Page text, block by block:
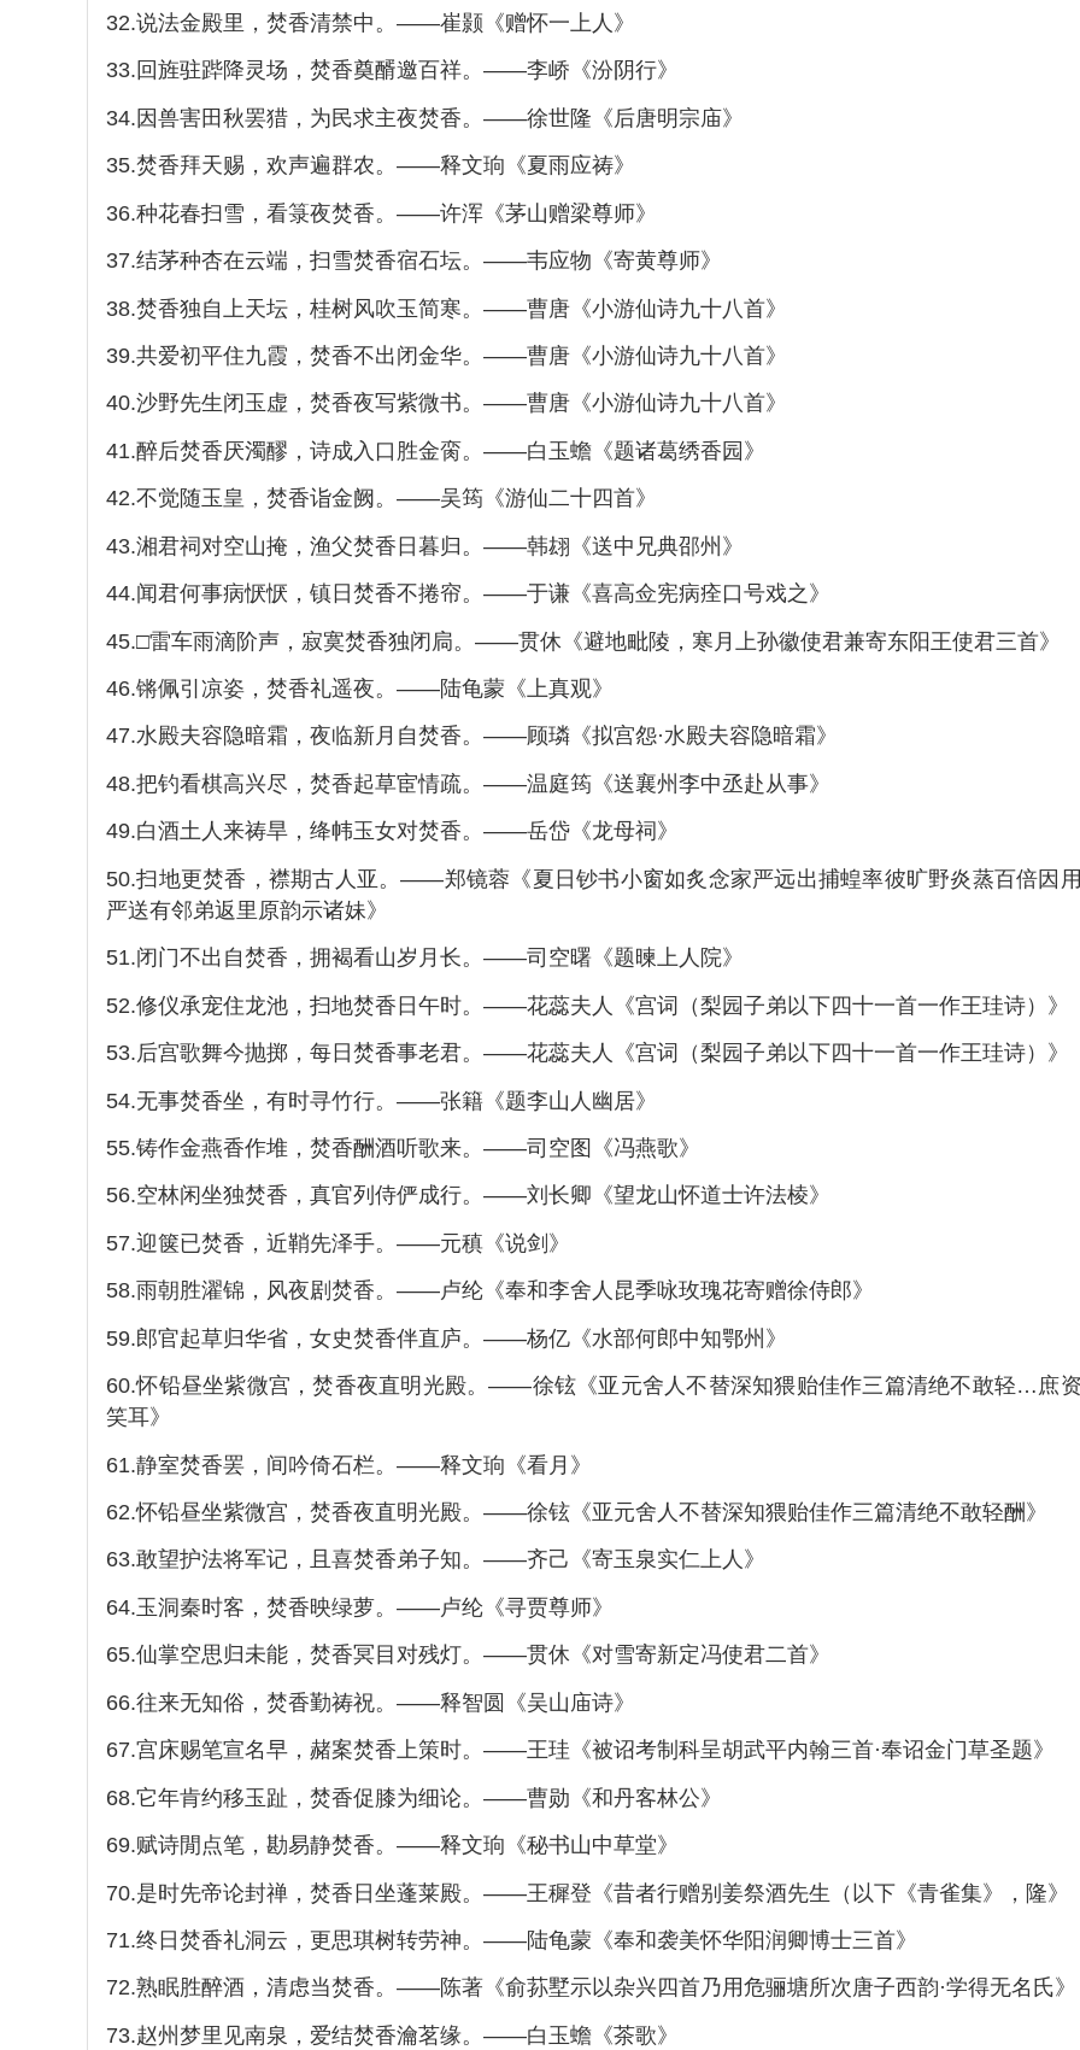
32.说法金殿里，焚香清禁中。——崔颢《赠怀一上人》
33.回旌驻跸降灵场，焚香奠醑邀百祥。——李峤《汾阴行》
34.因兽害田秋罢猎，为民求主夜焚香。——徐世隆《后唐明宗庙》
35.焚香拜天赐，欢声遍群农。——释文珦《夏雨应祷》
36.种花春扫雪，看箓夜焚香。——许浑《茅山赠梁尊师》
37.结茅种杏在云端，扫雪焚香宿石坛。——韦应物《寄黄尊师》
38.焚香独自上天坛，桂树风吹玉简寒。——曹唐《小游仙诗九十八首》
39.共爱初平住九霞，焚香不出闭金华。——曹唐《小游仙诗九十八首》
40.沙野先生闭玉虚，焚香夜写紫微书。——曹唐《小游仙诗九十八首》
41.醉后焚香厌濁醪，诗成入口胜金脔。——白玉蟾《题诸葛绣香园》
42.不觉随玉皇，焚香诣金阙。——吴筠《游仙二十四首》
43.湘君祠对空山掩，渔父焚香日暮归。——韩翃《送中兄典邵州》
44.闻君何事病恹恹，镇日焚香不捲帘。——于谦《喜高佥宪病痊口号戏之》
45.□雷车雨滴阶声，寂寞焚香独闭扃。——贯休《避地毗陵，寒月上孙徽使君兼寄东阳王使君三首》
46.锵佩引凉姿，焚香礼遥夜。——陆龟蒙《上真观》
47.水殿夫容隐暗霜，夜临新月自焚香。——顾璘《拟宫怨·水殿夫容隐暗霜》
48.把钓看棋高兴尽，焚香起草宦情疏。——温庭筠《送襄州李中丞赴从事》
49.白酒土人来祷旱，绛帏玉女对焚香。——岳岱《龙母祠》
50.扫地更焚香，襟期古人亚。——郑镜蓉《夏日钞书小窗如炙念家严远出捕蝗率彼旷野炎蒸百倍因
严送有邻弟返里原韵示诸妹》
51.闭门不出自焚香，拥褐看山岁月长。——司空曙《题暕上人院》
52.修仪承宠住龙池，扫地焚香日午时。——花蕊夫人《宫词（梨园子弟以下四十一首一作王珪诗）》
53.后宫歌舞今抛掷，每日焚香事老君。——花蕊夫人《宫词（梨园子弟以下四十一首一作王珪诗）》
54.无事焚香坐，有时寻竹行。——张籍《题李山人幽居》
55.铸作金燕香作堆，焚香酬酒听歌来。——司空图《冯燕歌》
56.空林闲坐独焚香，真官列侍俨成行。——刘长卿《望龙山怀道士许法棱》
57.迎箧已焚香，近鞘先泽手。——元稹《说剑》
58.雨朝胜濯锦，风夜剧焚香。——卢纶《奉和李舍人昆季咏玫瑰花寄赠徐侍郎》
59.郎官起草归华省，女史焚香伴直庐。——杨亿《水部何郎中知鄂州》
60.怀铅昼坐紫微宫，焚香夜直明光殿。——徐铉《亚元舍人不替深知猥贻佳作三篇清绝不敢轻…庶
笑耳》
61.静室焚香罢，间吟倚石栏。——释文珦《看月》
62.怀铅昼坐紫微宫，焚香夜直明光殿。——徐铉《亚元舍人不替深知猥贻佳作三篇清绝不敢轻酬》
63.敢望护法将军记，且喜焚香弟子知。——齐己《寄玉泉实仁上人》
64.玉洞秦时客，焚香映绿萝。——卢纶《寻贾尊师》
65.仙掌空思归未能，焚香冥目对残灯。——贯休《对雪寄新定冯使君二首》
66.往来无知俗，焚香勤祷祝。——释智圆《吴山庙诗》
67.宫床赐笔宣名早，赭案焚香上策时。——王珪《被诏考制科呈胡武平内翰三首·奉诏金门草圣题》
68.它年肯约移玉趾，焚香促膝为细论。——曹勋《和丹客林公》
69.赋诗閒点笔，勘易静焚香。——释文珦《秘书山中草堂》
70.是时先帝论封禅，焚香日坐蓬莱殿。——王穉登《昔者行赠别姜祭酒先生（以下《青雀集》，隆》
71.终日焚香礼洞云，更思琪树转劳神。——陆龟蒙《奉和袭美怀华阳润卿博士三首》
72.熟眠胜醉酒，清虑当焚香。——陈著《俞荪墅示以杂兴四首乃用危骊塘所次唐子西韵·学得无名氏》
73.赵州梦里见南泉，爱结焚香瀹茗缘。——白玉蟾《茶歌》